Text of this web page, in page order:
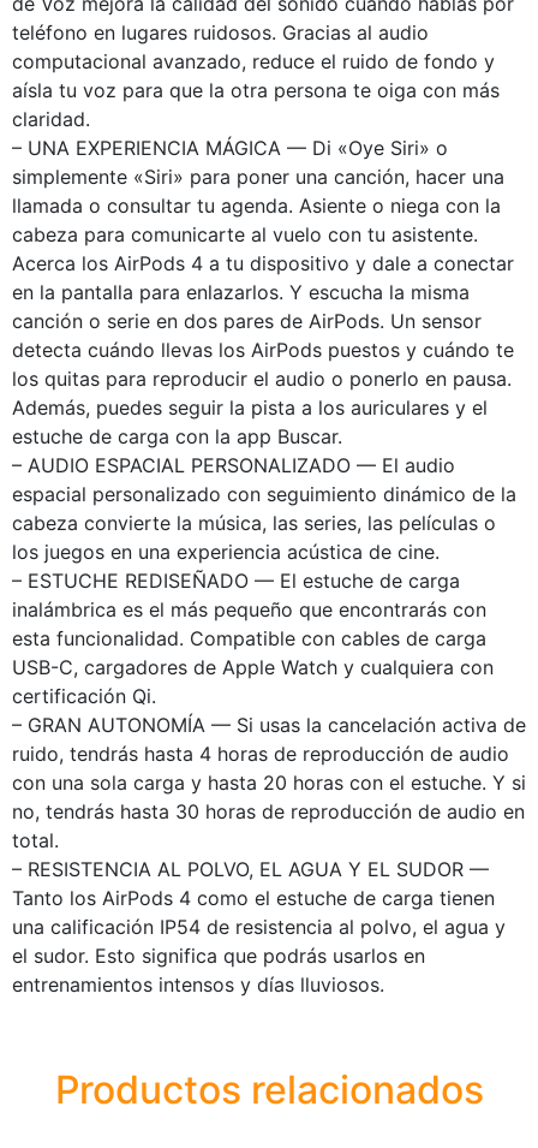
teléfono en lugares ruidosos. Gracias al audio
computacional avanzado, reduce el ruido de fondo y
aísla tu voz para que la otra persona te oiga con más
claridad.
– UNA EXPERIENCIA MÁGICA — Di «Oye Siri» o
simplemente «Siri» para poner una canción, hacer una
llamada o consultar tu agenda. Asiente o niega con la
cabeza para comunicarte al vuelo con tu asistente.
Acerca los AirPods 4 a tu dispositivo y dale a conectar
en la pantalla para enlazarlos. Y escucha la misma
canción o serie en dos pares de AirPods. Un sensor
detecta cuándo llevas los AirPods puestos y cuándo te
los quitas para reproducir el audio o ponerlo en pausa.
Además, puedes seguir la pista a los auriculares y el
estuche de carga con la app Buscar.
– AUDIO ESPACIAL PERSONALIZADO — El audio
espacial personalizado con seguimiento dinámico de la
cabeza convierte la música, las series, las películas o
los juegos en una experiencia acústica de cine.
– ESTUCHE REDISEÑADO — El estuche de carga
inalámbrica es el más pequeño que encontrarás con
esta funcionalidad. Compatible con cables de carga
USB-C, cargadores de Apple Watch y cualquiera con
certificación Qi.
– GRAN AUTONOMÍA — Si usas la cancelación activa de
ruido, tendrás hasta 4 horas de reproducción de audio
con una sola carga y hasta 20 horas con el estuche. Y si
no, tendrás hasta 30 horas de reproducción de audio en
total.
– RESISTENCIA AL POLVO, EL AGUA Y EL SUDOR —
Tanto los AirPods 4 como el estuche de carga tienen
una calificación IP54 de resistencia al polvo, el agua y
el sudor. Esto significa que podrás usarlos en
entrenamientos intensos y días lluviosos.
Productos relacionados